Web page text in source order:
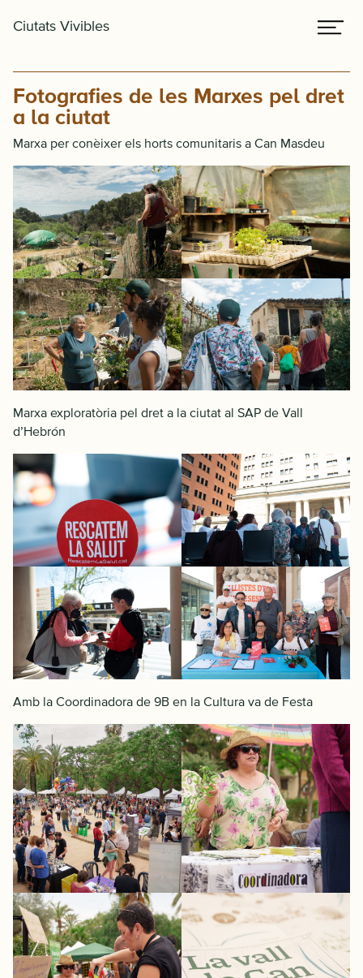
to
navigation
to
content
Ciutats Vivibles
Fotografies de les Marxes pel dret
a la ciutat
Marxa per conèixer els horts comunitaris a Can Masdeu
Marxa exploratòria pel dret a la ciutat al SAP de Vall
d’Hebrón
Amb la Coordinadora de 9B en la Cultura va de Festa